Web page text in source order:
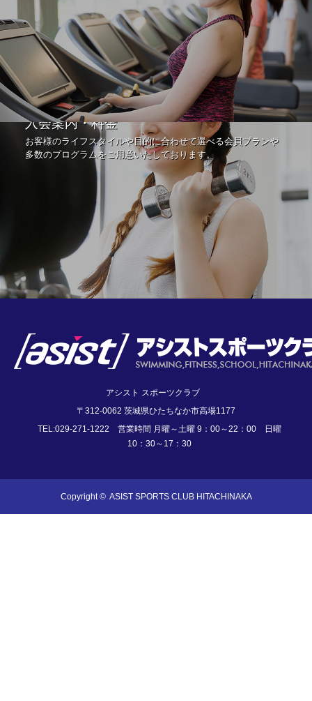
入会案内・料金
お客様のライフスタイルや目的に合わせて選べる会員プランや
多数のプログラムをご用意いたしております。
アシスト スポーツクラブ
〒312-0062 茨城県ひたちなか市高場1177
TEL:029-271-1222 営業時間 月曜～土曜 9：00～22：00 日曜
10：30～17：30
Copyright © ASIST SPORTS CLUB HITACHINAKA